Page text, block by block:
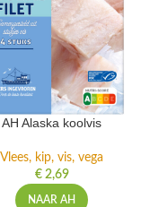
AH Alaska koolvis
Vlees, kip, vis, vega
€2,69
NAAR AH